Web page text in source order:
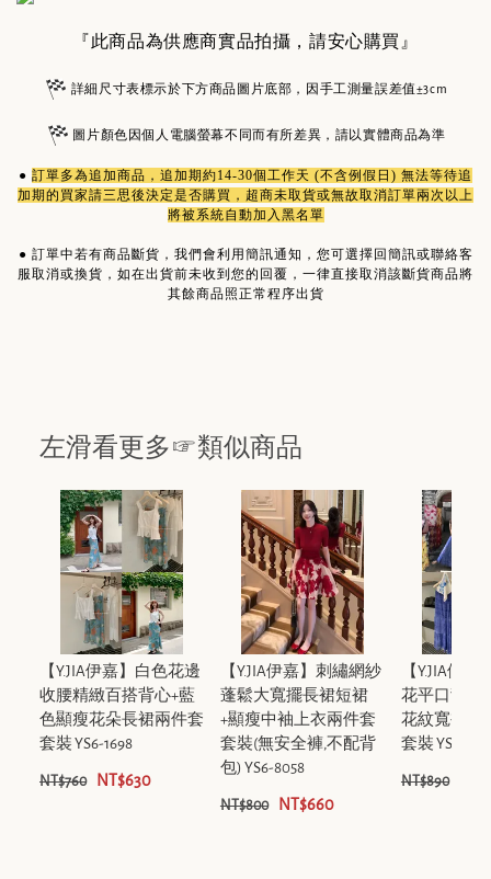
『此商品為供應商實品拍攝，請安心購買』
詳細尺寸表標示於下方商品圖片底部，因手工測量誤差值±3cm
圖片顏色因個人電腦螢幕不同而有所差異，請以實體商品為準
● 訂單多為追加商品 ，追加期約14-30個工作天 (不含例假日) 無法等待追
加期的買家請三思後決定是否購買，超商未取貨或無故取消訂單兩次以上
將被系統自動加入黑名單
● 訂單中若有商品斷貨，我們會利用簡訊通知，您可選擇回簡訊或聯絡客
服取消或換貨，如在出貨前未收到您的回覆，一律直接取消該斷貨商品將
其餘商品照正常程序出貨
左滑看更多☞類似商品
【Y.JIA伊嘉】白色花邊
收腰精緻百搭背心+藍
色顯瘦花朵長裙兩件套
套裝 YS6-1698
NT$760 NT$630
【Y.JIA伊嘉】刺繡網紗
蓬鬆大寬擺長裙短裙
+顯瘦中袖上衣兩件套
套裝(無安全褲,不配背
包) YS6-8058
NT$800 NT$660
【Y.JIA伊
花平口背心
花紋寬褲休
套裝 YS6-1323
NT$890